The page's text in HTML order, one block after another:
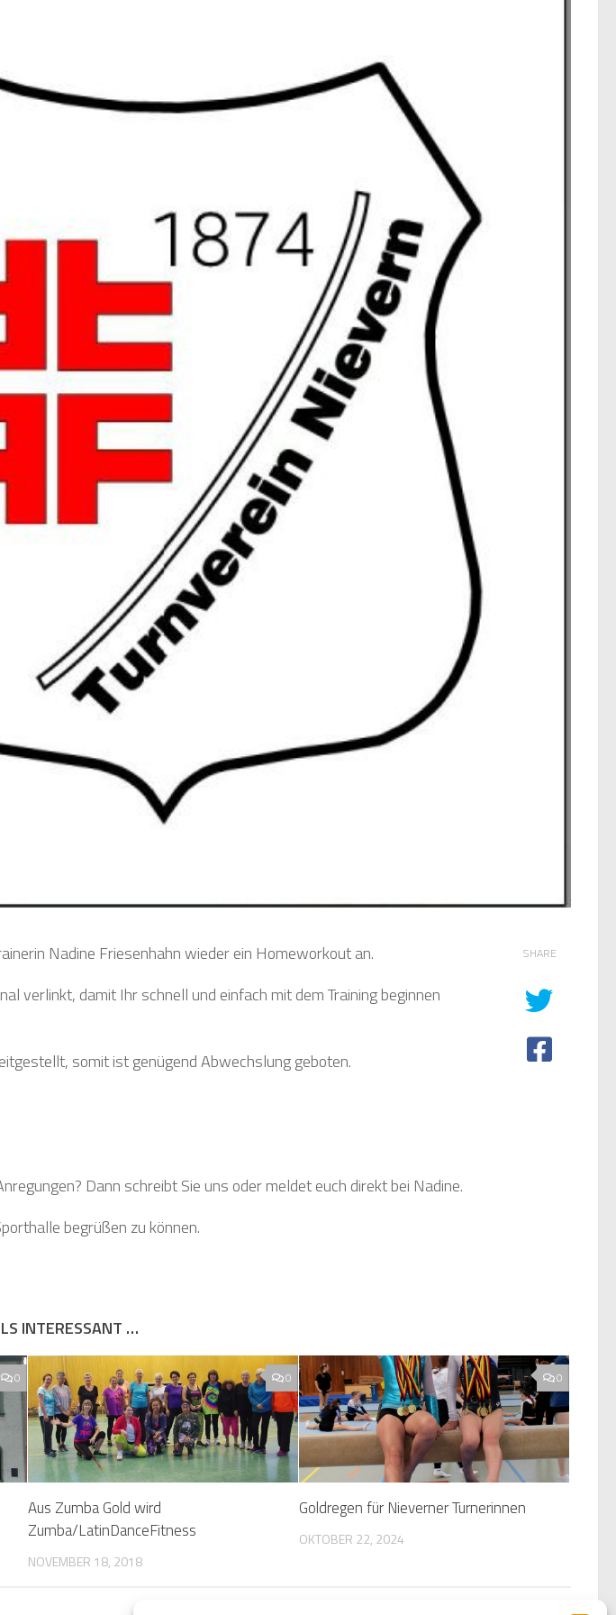
Nadine Friesenhahn wieder ein Homeworkout an.
verlinkt, damit Ihr schnell und einfach mit dem Training beginnen
somit ist genügend Abwechslung geboten.
Dann schreibt Sie uns oder meldet euch direkt bei Nadine.
begrüßen zu können.
SHARE
INTERESSANT …
0 0
Aus Zumba Gold wird
Zumba/LatinDanceFitness
NOVEMBER 18, 2018
0
Goldregen für Nieverner Turnerinnen
OKTOBER 22, 2024